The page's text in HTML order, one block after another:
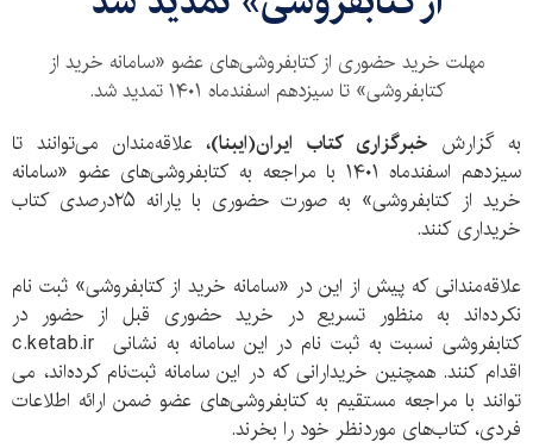
مهلت خرید حضوری از کتابفروشی‌های عضو «سامانه خرید از
کتابفروشی» تا سیزدهم اسفند‌ماه ۱۴۰۱ تمدید شد.
به گزارش خبرگزاری کتاب ایران‌(ایبنا)، علاقه‌مندان می‌توانند تا
سیزدهم اسفندماه ۱۴۰۱ با مراجعه به کتابفروشی‌های عضو «سامانه
خرید از کتابفروشی» به صورت حضوری با یارانه ۲۵درصدی کتاب
خریداری کنند.
علاقه‌مندانی که پیش از این در «سامانه خرید از کتابفروشی» ثبت نام
نکرده‌اند به منظور تسریع در خرید حضوری قبل از حضور در
کتابفروشی نسبت به ثبت نام در این سامانه به نشانی c.ketab.ir
اقدام کنند. همچنین خریدارانی که در این سامانه ثبت‌نام کرده‌اند، می
توانند با مراجعه مستقیم به کتابفروشی‌های عضو ضمن ارائه اطلاعات
فردی، کتاب‌های موردنظر خود را بخرند.